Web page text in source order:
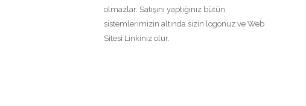
olmazlar. Satışını yaptığınız bütün
sistemlerimizin altında sizin logonuz ve Web
Sitesi Linkiniz olur.